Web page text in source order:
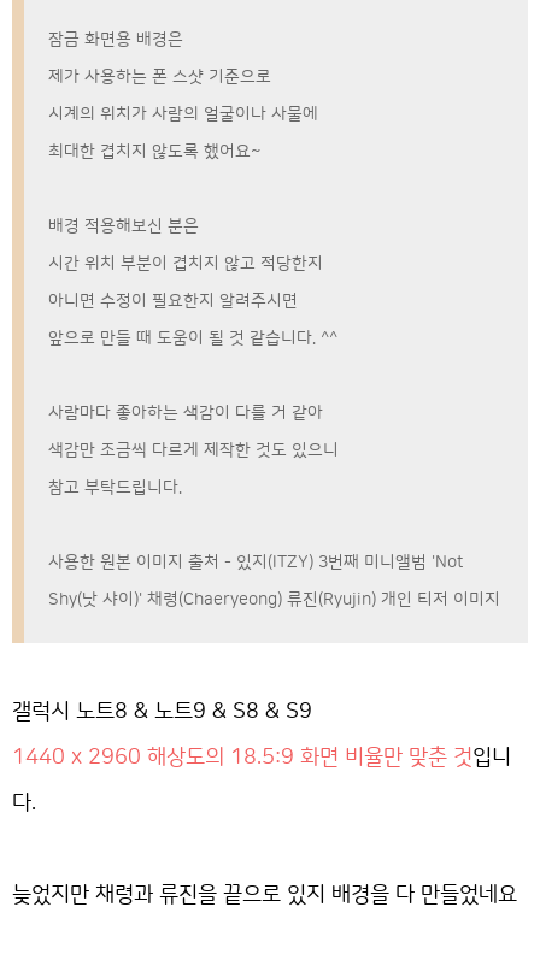
잠금 화면용 배경은
제가 사용하는 폰 스샷 기준으로
시계의 위치가 사람의 얼굴이나 사물에
최대한 겹치지 않도록 했어요~
배경 적용해보신 분은
시간 위치 부분이 겹치지 않고 적당한지
아니면 수정이 필요한지 알려주시면
앞으로 만들 때 도움이 될 것 같습니다. ^^
사람마다 좋아하는 색감이 다를 거 같아
색감만 조금씩 다르게 제작한 것도 있으니
참고 부탁드립니다.
사용한 원본 이미지 출처 - 있지(ITZY) 3번째 미니앨범 'Not
Shy(낫 샤이)' 채령(Chaeryeong) 류진(Ryujin) 개인 티저 이미지
갤럭시 노트8 & 노트9 & S8 & S9
1440 x 2960 해상도의 18.5:9 화면 비율만 맞춘 것입니
다.
늦었지만 채령과 류진을 끝으로 있지 배경을 다 만들었네요